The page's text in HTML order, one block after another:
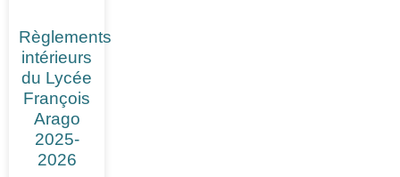
Règlements
intérieurs
du Lycée
François
Arago
2025-
2026